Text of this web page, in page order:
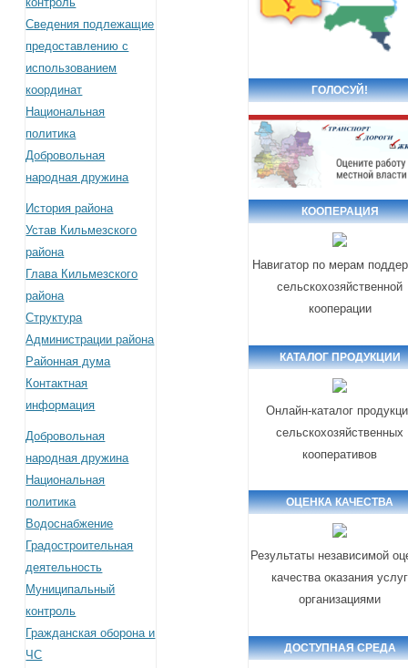
Сведения подлежащие
предоставлению с
использованием
координат
Национальная
политика
Добровольная
народная дружина
История района
Устав Кильмезского
района
Глава Кильмезского
района
Структура
Администрации района
Районная дума
Контактная
информация
Добровольная
народная дружина
Национальная
политика
Водоснабжение
Градостроительная
деятельность
Муниципальный
контроль
Гражданская оборона и
ЧС
ГОЛОСУЙ!
КООПЕРАЦИЯ
Навигатор по мерам
сельскохозяйственной
кооперации
КАТАЛОГ ПРОДУКЦИИ
Онлайн-каталог
сельскохозяйственных
кооперативов
ОЦЕНКА КАЧЕСТВА
Результаты независимой
качества оказания услуг
организациями
ДОСТУПНАЯ СРЕДА